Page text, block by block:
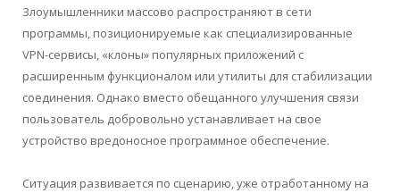
Злоумышленники массово распространяют в сети
программы, позиционируемые как специализированные
VPN-сервисы, «клоны» популярных приложений с
расширенным функционалом или утилиты для стабилизации
соединения. Однако вместо обещанного улучшения связи
пользователь добровольно устанавливает на свое
устройство вредоносное программное обеспечение.
Ситуация развивается по сценарию, уже отработанному на